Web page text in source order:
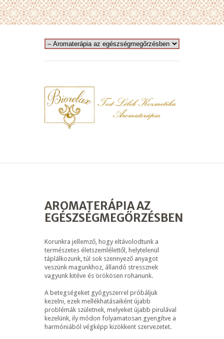
AROMATERÁPIA AZ
EGÉSZSÉGMEGŐRZÉSBEN
Korunkra jellemző, hogy eltávolodtunk a
természetes életszemlélettől, helytelenül
táplálkozunk, túl sok szennyező anyagot
veszünk magunkhoz, állandó stressznek
vagyunk kitéve és örökösen rohanunk.
A betegségeket gyógyszerrel próbáljuk
kezelni, ezek mellékhatásaiként újabb
problémák születnek, melyeket újabb pirulával
kezelünk, ily módon folyamatosan gyengítve a
harmóniából végképp kizökkent szervezetet.